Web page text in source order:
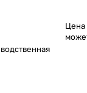
Цена